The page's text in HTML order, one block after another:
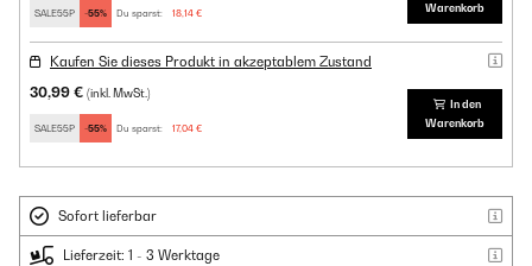
SALE55P -55% Du sparst: 18,14 €
Warenkorb
Kaufen Sie dieses Produkt in akzeptablem Zustand
30,99 € (inkl. MwSt.)
SALE55P -55% Du sparst: 17,04 €
In den
Warenkorb
Sofort lieferbar
Lieferzeit: 1 - 3 Werktage